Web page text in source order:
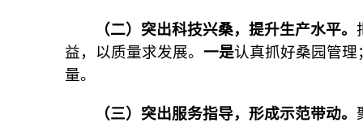
（二）突出科技兴桑，提升生产水平。
益，以质量求发展。 一是认真抓好桑园管理
量。
（三）突出服务指导，形成示范带动。